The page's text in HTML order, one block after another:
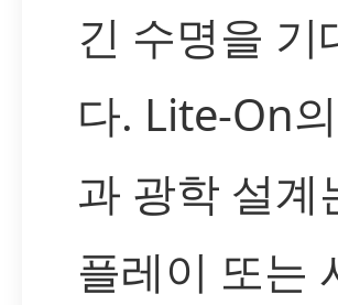
긴 수명을
다. Lite-On
과 광학 설계
플레이 또는